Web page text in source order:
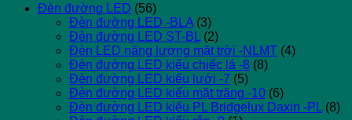
Đèn đường LED (56)
Đèn đường LED -BLA (3)
Đèn đường LED ST-BL (2)
Đèn LED năng lượng mặt trời -NLMT (4)
Đèn đường LED kiểu chiếc lá -8 (8)
Đèn đường LED kiểu lưới -7 (5)
Đèn đường LED kiểu mặt trăng -10 (6)
Đèn đường LED kiểu PL Bridgelux Daxin -PL (8)